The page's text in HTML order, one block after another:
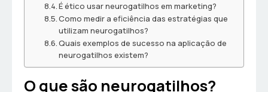
É ético usar neurogatilhos em marketing?
Como medir a eficiência das estratégias que
utilizam neurogatilhos?
Quais exemplos de sucesso na aplicação de
neurogatilhos existem?
O que são neurogatilhos?